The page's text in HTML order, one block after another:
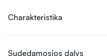
Charakteristika
Sudedamosios dalys